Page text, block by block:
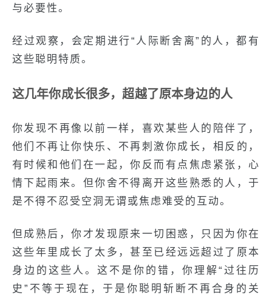
与必要性。
经过观察，会定期进行“人际断舍离”的人，都有
这些聪明特质。
这几年你成长很多，超越了原本身边的人
你发现不再像以前一样，喜欢某些人的陪伴了，
他们不再让你快乐、不再刺激你成长，相反的，
有时候和他们在一起，你反而有点焦虑紧张，心
情下起雨来。但你舍不得离开这些熟悉的人，于
是不得不忍受空洞无谓或焦虑难受的互动。
但成熟后，你才发现原来一切困惑，只因为你在
这些年里成长了太多，甚至已经远远超过了原本
身边的这些人。这不是你的错，你理解“过往历
史”不等于现在，于是你聪明斩断不再合身的关